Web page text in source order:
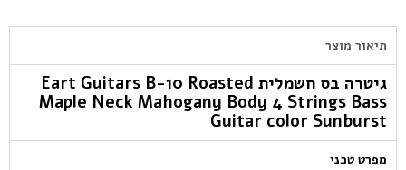
תיאור מוצר
גיטרה בס חשמלית Eart Guitars B-10 Roasted
Maple Neck Mahogany Body 4 Strings Bass
Guitar color Sunburst
מפרט טכני